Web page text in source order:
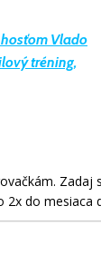
Vlado
tréning,
do mesiaca